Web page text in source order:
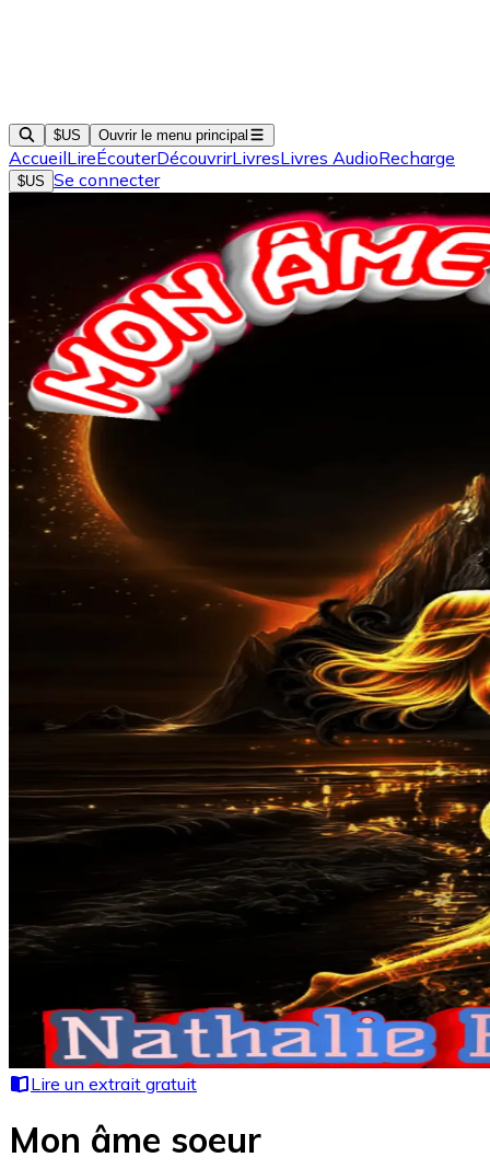
$US Ouvrir le menu principal
AccueilLireÉcouterDécouvrirLivresLivres AudioRecharge
$US Se connecter
Lire un extrait gratuit
Mon âme soeur